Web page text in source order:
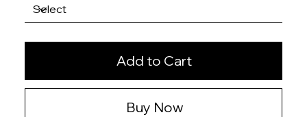
Add to Cart
Buy Now